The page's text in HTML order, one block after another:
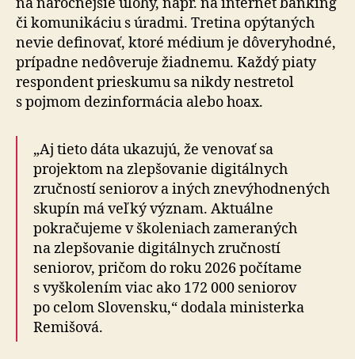
či komunikáciu s úradmi. Tretina opýtaných
nevie definovať, ktoré médium je dôveryhodné,
prípadne nedôveruje žiadnemu. Každý piaty
respondent prieskumu sa nikdy nestretol
s pojmom dezinformácia alebo hoax.
„Aj tieto dáta ukazujú, že venovať sa
projektom na zlepšovanie digitálnych
zručností seniorov a iných znevýhodnených
skupín má veľký význam. Aktuálne
pokračujeme v školeniach zameraných
na zlepšovanie digitálnych zručností
seniorov, pričom do roku 2026 počítame
s vyškolením viac ako 172 000 seniorov
po celom Slovensku,“ dodala ministerka
Remišová.